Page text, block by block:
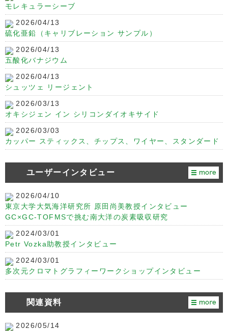
モレキュラーシーブ
2026/04/13
硫化亜鉛（キャリブレーション サンプル）
2026/04/13
五酸化バナジウム
2026/04/13
シュッツェ リージェント
2026/03/13
オキシジェン イン シリコンダイオキサイド
2026/03/03
カッパー スティックス、チップス、ワイヤー、スタンダード
ユーザーインタビュー
2026/04/10
東京大学大気海洋研究所 原田尚美教授インタビュー
GC×GC-TOFMSで挑む南大洋の炭素吸収研究
2024/03/01
Petr Vozka助教授インタビュー
2024/03/01
多次元クロマトグラフィーワークショップインタビュー
関連資料
2026/05/14